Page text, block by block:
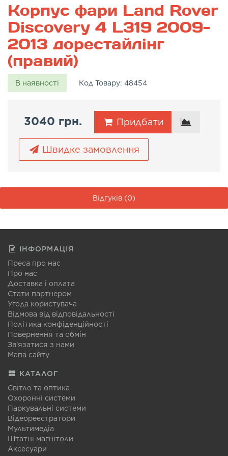
Корпус фари Land Rover
Discovery 4 L319 2009-
2013 дорестайлінг
(правий)
В наявності Код Товару: 48454
3040 грн. Придбати
Швидке замовлення
Відгуків (0)
ІНФОРМАЦІЯ
Преса про нас
Про нас
Доставка і оплата
Стати партнером
Угода користувача
Відмова від відповідальності
Політика конфіденційності
Повернення та обмін
Зв'язатися з нами
Мапа сайту
КАТАЛОГ
Світло та оптика
Охоронні системи
Паркувальні системи
Відеореєстратори
Мультимедіа
Штатні магнітоли
Аксесуари